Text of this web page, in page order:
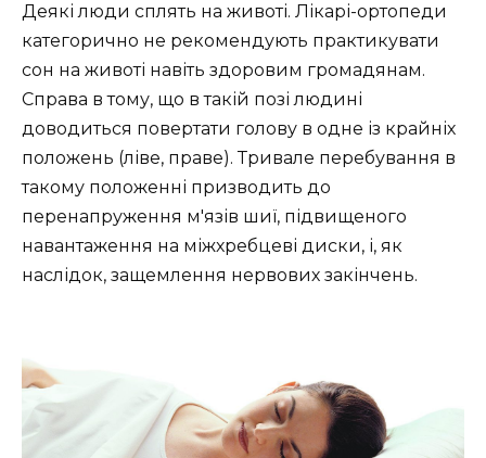
Деякі люди сплять на животі. Лікарі-ортопеди
категорично не рекомендують практикувати
сон на животі навіть здоровим громадянам.
Справа в тому, що в такій позі людині
доводиться повертати голову в одне із крайніх
положень (ліве, праве). Тривале перебування в
такому положенні призводить до
перенапруження м'язів шиї, підвищеного
навантаження на міжхребцеві диски, і, як
наслідок, защемлення нервових закінчень.